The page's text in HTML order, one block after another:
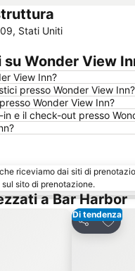
Stati Uniti
Wonder View
View Inn?
presso Wonder View Inn?
Wonder View Inn?
e il check-out presso
riceviamo dai siti di
sito di prenotazione.
a Bar Harbor
Di tendenza
Condividi